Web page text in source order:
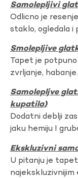
Samolepljivi
Odlicno je
staklo, ogledala i
Smolepljive
Tapet je
zvrljanje, habanje.
Samolepljve
kupatila)
Dodatni deblji
jaku hemiju I
Ekskluzivni
U pitanju je